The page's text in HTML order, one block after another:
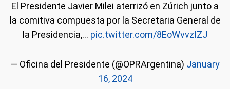
El Presidente Javier Milei aterrizó en Zúrich junto a
la comitiva compuesta por la Secretaria General de
la Presidencia,… pic.twitter.com/8EoWvvzIZJ
— Oficina del Presidente (@OPRArgentina) January
16, 2024